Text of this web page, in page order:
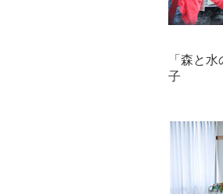
「森と
子